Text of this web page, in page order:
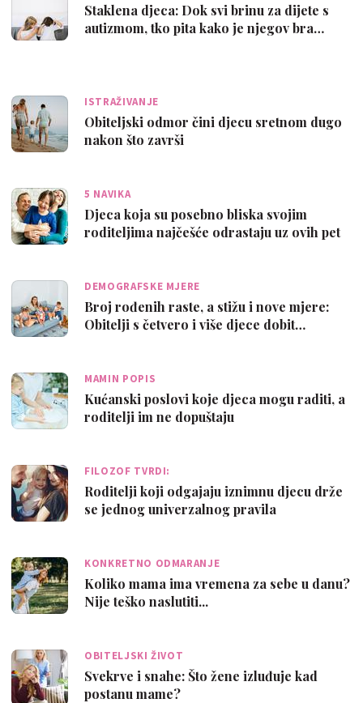
Staklena djeca: Dok svi brinu za dijete s
autizmom, tko pita kako je njegov bra…
ISTRAŽIVANJE
Obiteljski odmor čini djecu sretnom dugo
nakon što završi
5 NAVIKA
Djeca koja su posebno bliska svojim
roditeljima najčešće odrastaju uz ovih pet
DEMOGRAFSKE MJERE
Broj rođenih raste, a stižu i nove mjere:
Obitelji s četvero i više djece dobit…
MAMIN POPIS
Kućanski poslovi koje djeca mogu raditi, a
roditelji im ne dopuštaju
FILOZOF TVRDI:
Roditelji koji odgajaju iznimnu djecu drže
se jednog univerzalnog pravila
KONKRETNO ODMARANJE
Koliko mama ima vremena za sebe u danu?
Nije teško naslutiti...
OBITELJSKI ŽIVOT
Svekrve i snahe: Što žene izluđuje kad
postanu mame?